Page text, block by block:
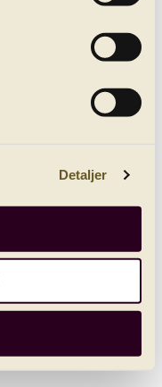
Detaljer
play_circle_filled